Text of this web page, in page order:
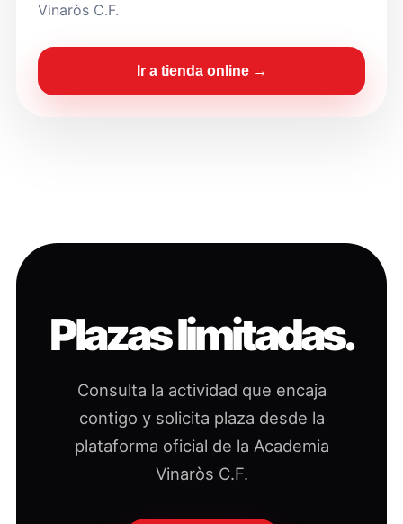
Vinaròs C.F.
Ir a tienda online →
Plazas limitadas.
Consulta la actividad que encaja
contigo y solicita plaza desde la
plataforma oficial de la Academia
Vinaròs C.F.